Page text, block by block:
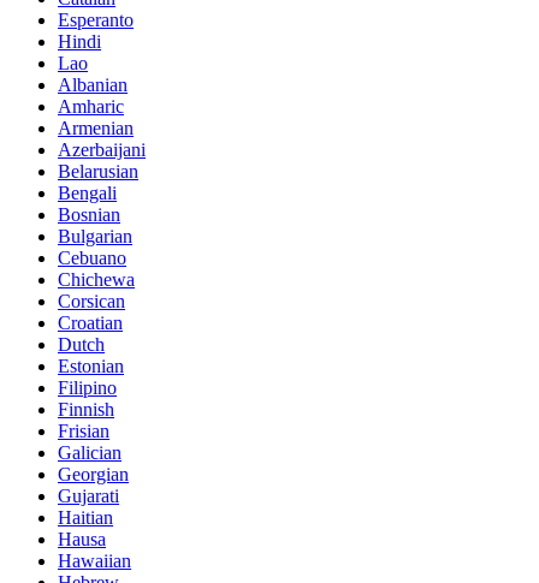
Esperanto
Hindi
Lao
Albanian
Amharic
Armenian
Azerbaijani
Belarusian
Bengali
Bosnian
Bulgarian
Cebuano
Chichewa
Corsican
Croatian
Dutch
Estonian
Filipino
Finnish
Frisian
Galician
Georgian
Gujarati
Haitian
Hausa
Hawaiian